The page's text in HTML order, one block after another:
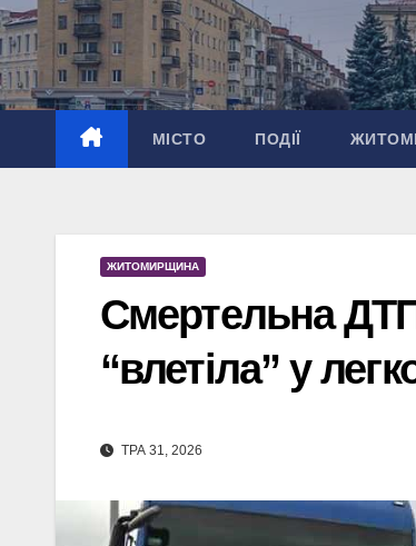
Перейти
до
вмісту
МІСТО ПОДІЇ
ЖИТОМИРЩИНА
Смертельна
“влетіла” у
ТРА 31, 2026